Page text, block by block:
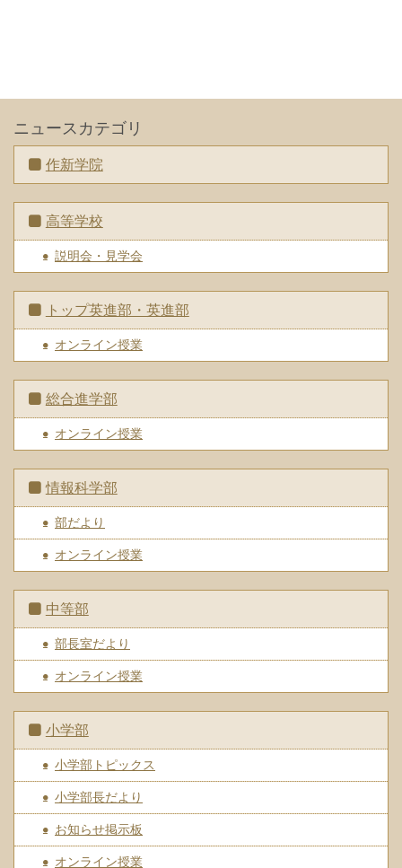
ニュースカテゴリ
作新学院
高等学校
説明会・見学会
トップ英進部・英進部
オンライン授業
総合進学部
オンライン授業
情報科学部
部だより
オンライン授業
中等部
部長室だより
オンライン授業
小学部
小学部トピックス
小学部長だより
お知らせ掲示板
オンライン授業